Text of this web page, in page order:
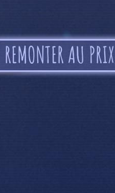
REMONTER AU PRIX